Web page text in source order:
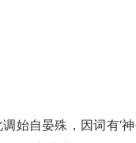
始自晏殊，因词有‘